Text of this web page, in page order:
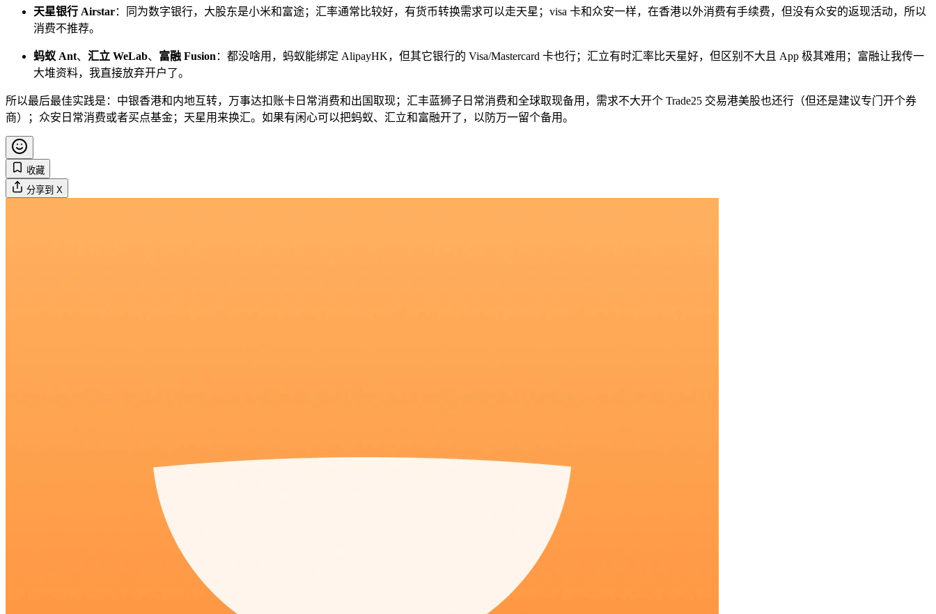
天星银行 Airstar：同为数字银行，大股东是小米和富途；汇率通常比较好，有货币转换需求可以走天星；visa 卡和众安一样，在香港以外消费有手续费，但没有众安的返现活动，所以
消费不推荐。
蚂蚁 Ant、 汇立 WeLab、 富融 Fusion ：都没啥用，蚂蚁能绑定 AlipayHK，但其它银行的 Visa/Mastercard 卡也行；汇立有时汇率比天星好，但区别不大且 App 极其难用；富融让我传一
大堆资料，我直接放弃开户了。
所以最后最佳实践是：中银香港和内地互转，万事达扣账卡日常消费和出国取现；汇丰蓝狮子日常消费和全球取现备用，需求不大开个 Trade25 交易港美股也还行（但还是建议专门开个券
商）；众安日常消费或者买点基金；天星用来换汇。如果有闲心可以把蚂蚁、汇立和富融开了，以防万一留个备用。
收藏
分享到 X